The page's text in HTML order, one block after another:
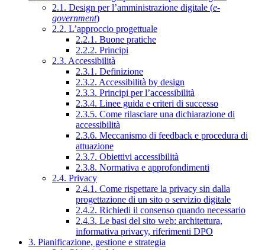
2.1. Design per l’amministrazione digitale (e-
government)
2.2. L’approccio progettuale
2.2.1. Buone pratiche
2.2.2. Principi
2.3. Accessibilità
2.3.1. Definizione
2.3.2. Accessibilità by design
2.3.3. Principi per l’accessibilità
2.3.4. Linee guida e criteri di successo
2.3.5. Come rilasciare una dichiarazione di
accessibilità
2.3.6. Meccanismo di feedback e procedura di
attuazione
2.3.7. Obiettivi accessibilità
2.3.8. Normativa e approfondimenti
2.4. Privacy
2.4.1. Come rispettare la privacy sin dalla
progettazione di un sito o servizio digitale
2.4.2. Richiedi il consenso quando necessario
2.4.3. Le basi del sito web: architettura,
informativa privacy, riferimenti DPO
3. Pianificazione, gestione e strategia